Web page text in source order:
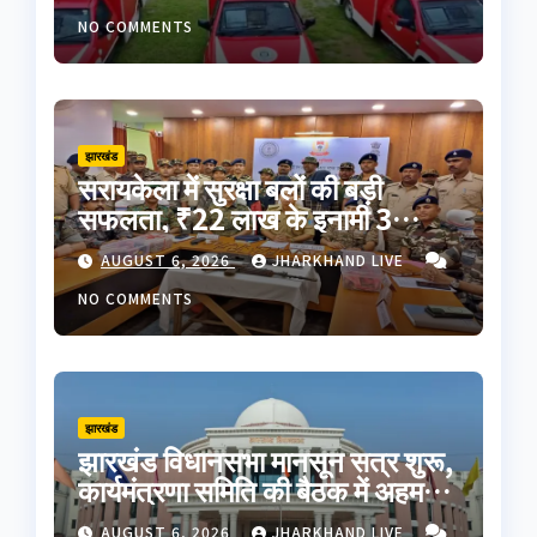
NO COMMENTS
झारखंड
सरायकेला में सुरक्षा बलों की बड़ी
सफलता, ₹22 लाख के इनामी 3
नक्सली गिरफ्तार; AK-47 समेत भारी
मात्रा में हथियार बरामद
AUGUST 6, 2026
JHARKHAND LIVE
NO COMMENTS
झारखंड
झारखंड विधानसभा मानसून सत्र शुरू,
कार्यमंत्रणा समिति की बैठक में अहम
फैसले; JPSC-JSSC समेत कई मुद्दों
AUGUST 6, 2026 JHARKHAND LIVE